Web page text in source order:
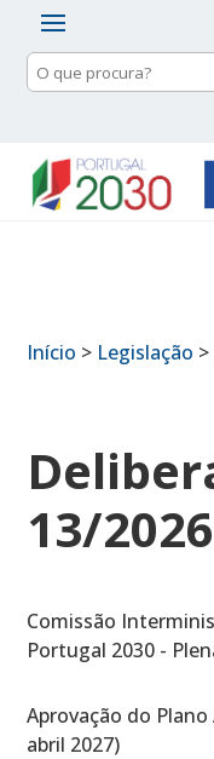
Pesquisa
de
Início > Legislação >
13/
Comissão
Portugal 2030 -
Aprovação do
abril 2027)